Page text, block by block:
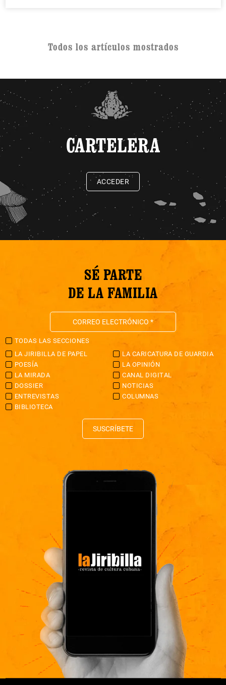
Todos los artículos mostrados
CARTELERA
ACCEDER
SÉ PARTE
DE LA FAMILIA
TODAS LAS SECCIONES
LA JIRIBILLA DE PAPEL
LA CARICATURA DE GUARDIA
POESÍA
LA OPINIÓN
LA MIRADA
CANAL DIGITAL
DOSSIER
NOTICIAS
ENTREVISTAS
COLUMNAS
BIBLIOTECA
SUSCRÍBETE